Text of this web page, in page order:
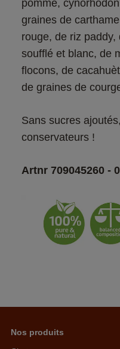
pomme,
graines de
rouge, de riz paddy,
soufflé et blanc, de
flocons, de
de graines de
Sans sucres
conservateurs !​
Artnr 709045260 -
Nos produits